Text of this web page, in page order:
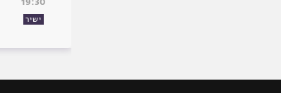
ישיר